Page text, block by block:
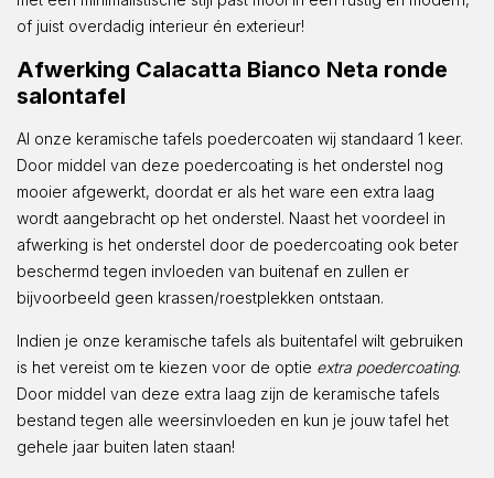
of juist overdadig interieur én exterieur!
Afwerking Calacatta Bianco Neta ronde
salontafel
Al onze keramische tafels poedercoaten wij standaard 1 keer.
Door middel van deze poedercoating is het onderstel nog
mooier afgewerkt, doordat er als het ware een extra laag
wordt aangebracht op het onderstel. Naast het voordeel in
afwerking is het onderstel door de poedercoating ook beter
beschermd tegen invloeden van buitenaf en zullen er
bijvoorbeeld geen krassen/roestplekken ontstaan.
Indien je onze keramische tafels als buitentafel wilt gebruiken
is het vereist om te kiezen voor de optie extra poedercoating.
Door middel van deze extra laag zijn de keramische tafels
bestand tegen alle weersinvloeden en kun je jouw tafel het
gehele jaar buiten laten staan!